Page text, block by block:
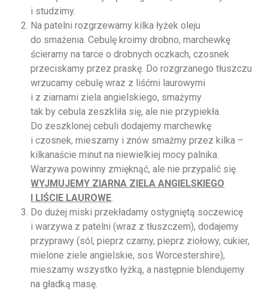
i studzimy.
Na patelni rozgrzewamy kilka łyżek oleju
do smażenia. Cebulę kroimy drobno, marchewkę
ścieramy na tarce o drobnych oczkach, czosnek
przeciskamy przez praskę. Do rozgrzanego tłuszczu
wrzucamy cebulę wraz z liśćmi laurowymi
i z ziarnami ziela angielskiego, smażymy
tak by cebula zeszkliła się, ale nie przypiekła.
Do zeszklonej cebuli dodajemy marchewkę
i czosnek, mieszamy i znów smażmy przez kilka –
kilkanaście minut na niewielkiej mocy palnika.
Warzywa powinny zmięknąć, ale nie przypalić się.
WYJMUJEMY ZIARNA ZIELA ANGIELSKIEGO
I LIŚCIE LAUROWE.
Do dużej miski przekładamy ostygniętą soczewicę
i warzywa z patelni (wraz z tłuszczem), dodajemy
przyprawy (sól, pieprz czarny, pieprz ziołowy, cukier,
mielone ziele angielskie, sos Worcestershire),
mieszamy wszystko łyżką, a następnie blendujemy
na gładką masę.